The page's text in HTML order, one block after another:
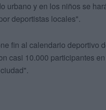
urbano y en los niños se
deportistas locales".
fin al calendario deportivo
casi 10.000 participantes